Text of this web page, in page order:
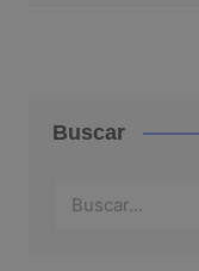
Buscar